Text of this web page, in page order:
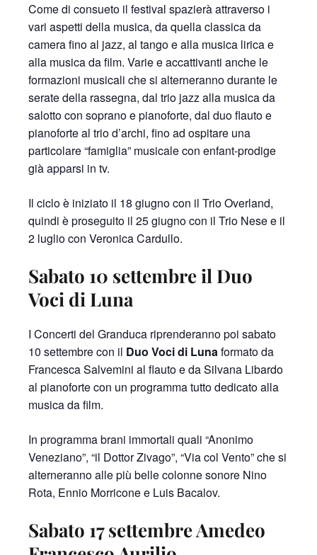
Come di consueto il festival spazierà attraverso i
vari aspetti della musica, da quella classica da
camera fino al jazz, al tango e alla musica lirica e
alla musica da film. Varie e accattivanti anche le
formazioni musicali che si alterneranno durante le
serate della rassegna, dal trio jazz alla musica da
salotto con soprano e pianoforte, dal duo flauto e
pianoforte al trio d’archi, fino ad ospitare una
particolare “famiglia” musicale con enfant-prodige
già apparsi in tv.
Il ciclo è iniziato il 18 giugno con il Trio Overland,
quindi è proseguito il 25 giugno con il Trio Nese e il
2 luglio con Veronica Cardullo.
Sabato 10 settembre il Duo
Voci di Luna
I Concerti del Granduca riprenderanno poi sabato
10 settembre con il Duo Voci di Lunaformato da
Francesca Salvemini al flauto e da Silvana Libardo
al pianoforte con un programma tutto dedicato alla
musica da film.
In programma brani immortali quali “Anonimo
Veneziano”, “il Dottor Zivago”, “Via col Vento” che si
alterneranno alle più belle colonne sonore Nino
Rota, Ennio Morricone e Luis Bacalov.
Sabato 17 settembre Amedeo